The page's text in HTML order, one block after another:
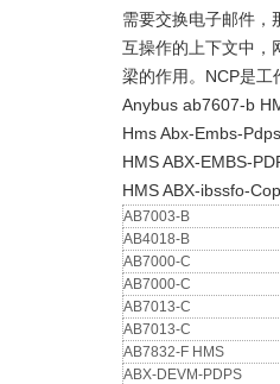
需要交换电子邮件，
互操作的上下文中，
梁的作用。NCP是工
Anybus ab7607-b
Hms Abx-Embs-
HMS ABX-EMBS-
HMS ABX-ibssfo-
AB7003-B
AB4018-B
AB7000-C
AB7000-C
AB7013-C
AB7013-C
AB7832-F HMS
ABX-DEVM-PDPS